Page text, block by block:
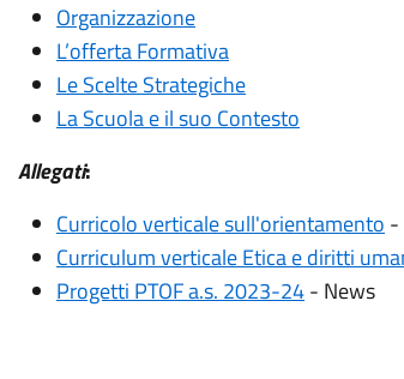
Organizzazione
L’offerta Formativa
Le Scelte Strategiche
La Scuola e il suo Contesto
Allegati:
Curricolo verticale sull'orientamento -
Curriculum verticale Etica e diritti
Progetti PTOF a.s. 2023-24- News